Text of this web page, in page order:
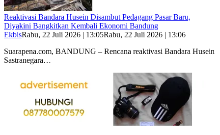
Reaktivasi Bandara Husein Disambut Pedagang Pasar Baru,
Diyakini Bangkitkan Kembali Ekonomi Bandung
EkbisRabu, 22 Juli 2026 | 13:05Rabu, 22 Juli 2026 | 13:06
Suarapena.com, BANDUNG – Rencana reaktivasi Bandara Husein
Sastranegara…